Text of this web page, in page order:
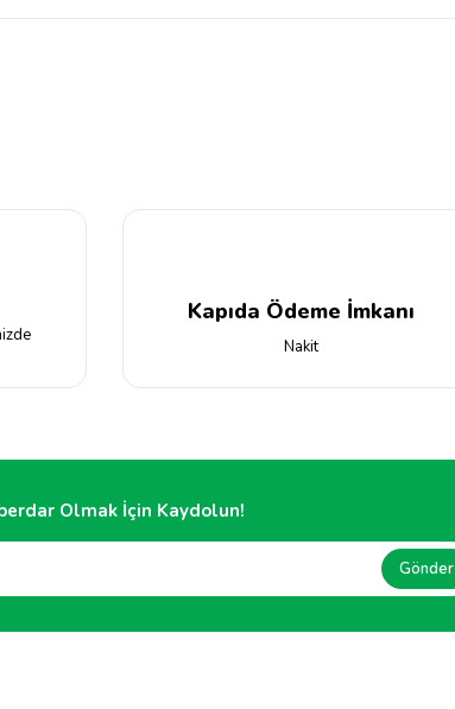
pahalı.
Kapıda Ödeme İmkanı
Nakit
Olmak İçin Kaydolun!
Gönder